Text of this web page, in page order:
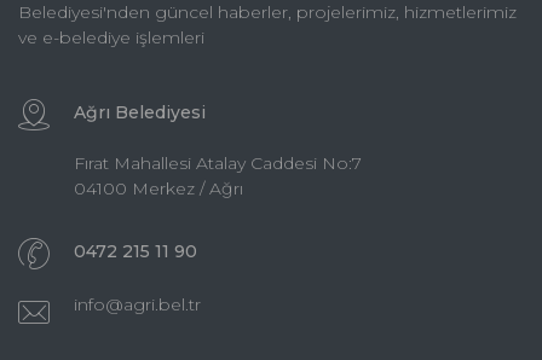
Belediyesi'nden güncel haberler, projelerimiz, hizmetlerimiz
ve e-belediye işlemleri
Ağrı Belediyesi
Fırat Mahallesi Atalay Caddesi No:7
04100 Merkez / Ağrı
0472 215 11 90
info@agri.bel.tr